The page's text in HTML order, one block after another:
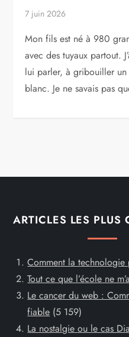
7 juin 2026
Mon fils est né à 980
avec des tuyaux partout.
lui parler, à gribouiller un
blanc. Je ne savais pas
ARTICLES LES PLUS
Comment la
Tout ce que l’école ne
Le cancer du web :
fiable (5 159)
La nostalgie ou le cas